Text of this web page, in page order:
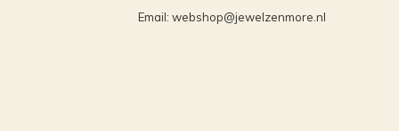
Email: webshop@jewelzenmore.nl